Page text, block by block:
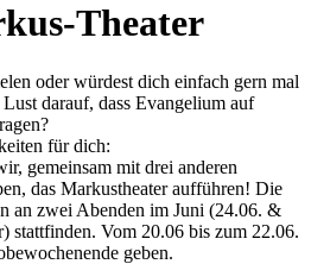
Theater
oder würdest dich einfach gern mal
darauf, dass Evangelium auf
für dich:
gemeinsam mit drei anderen
das Markustheater aufführen! Die
an zwei Abenden im Juni (24.06. &
stattfinden. Vom 20.06 bis zum 22.06.
geben.